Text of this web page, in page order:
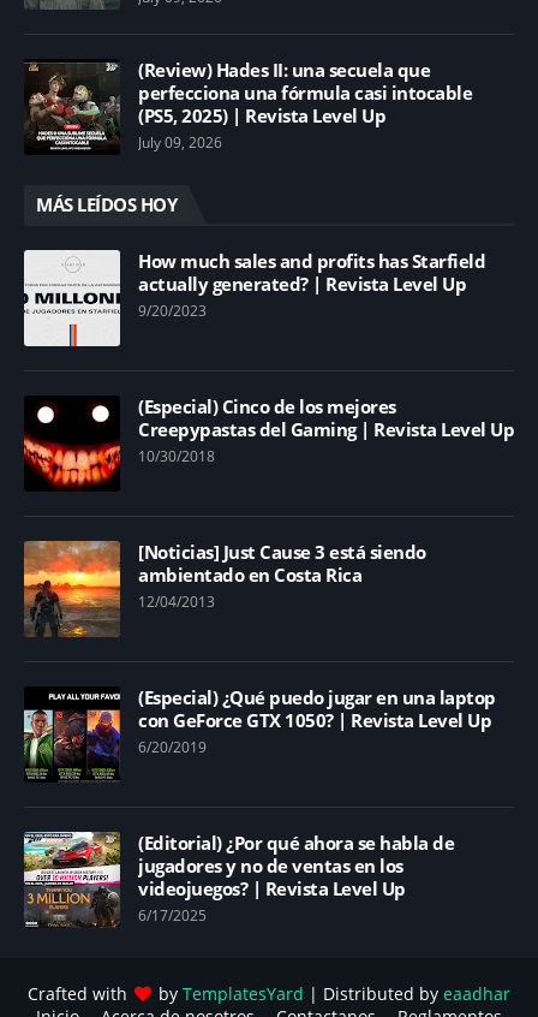
(Review) Hades II: una secuela que
perfecciona una fórmula casi intocable
(PS5, 2025) | Revista Level Up
July 09, 2026
MÁS LEÍDOS HOY
How much sales and profits has Starfield
actually generated? | Revista Level Up
9/20/2023
(Especial) Cinco de los mejores
Creepypastas del Gaming | Revista Level Up
10/30/2018
[Noticias] Just Cause 3 está siendo
ambientado en Costa Rica
12/04/2013
(Especial) ¿Qué puedo jugar en una laptop
con GeForce GTX 1050? | Revista Level Up
6/20/2019
(Editorial) ¿Por qué ahora se habla de
jugadores y no de ventas en los
videojuegos? | Revista Level Up
6/17/2025
Crafted with by TemplatesYard | Distributed by eaadhar